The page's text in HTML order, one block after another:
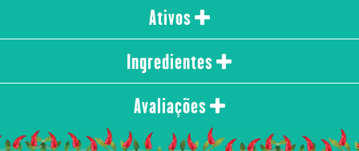
Ativos
Ingredientes
Avaliações